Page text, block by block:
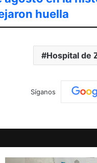
huella
Hospital de
Síganos